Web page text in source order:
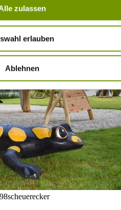
zulassen
erlauben
Ablehnen